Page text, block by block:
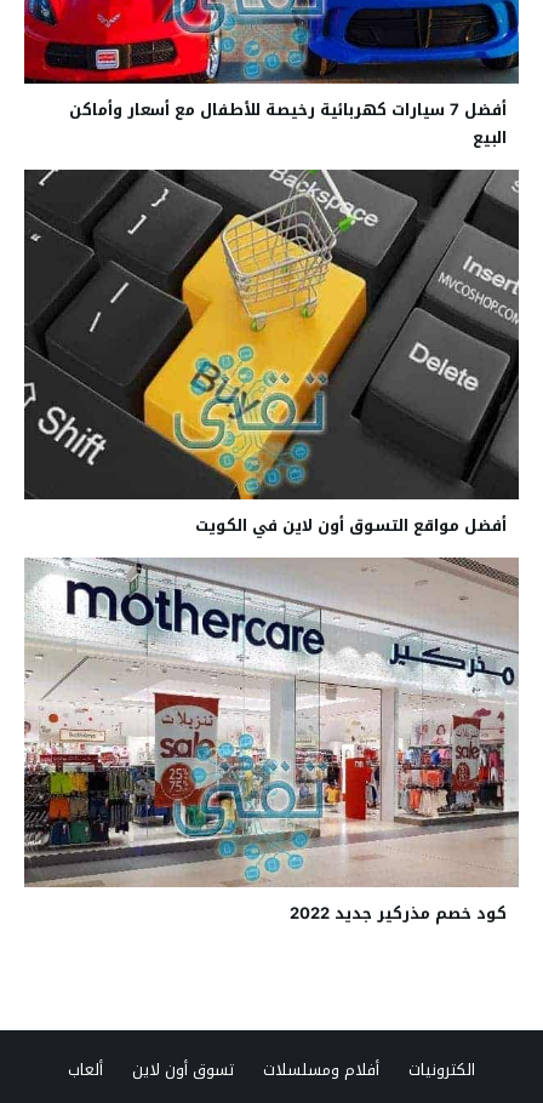
أفضل 7 سيارات كهربائية رخيصة للأطفال مع أسعار وأماكن
البيع
أفضل مواقع التسوق أون لاين في الكويت
كود خصم مذركير جديد 2022
الكترونيات أفلام ومسلسلات تسوق أون لاين
ألعاب